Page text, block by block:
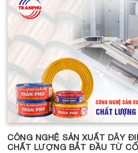
CÔNG NGHỆ SẢN XUẤT DÂY
CHẤT LƯỢNG BẮT ĐẦU TỪ